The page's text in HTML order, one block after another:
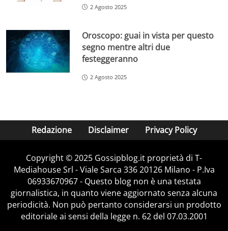
2 Agosto 2025
Oroscopo: guai in vista per questo
segno mentre altri due
festeggeranno
2 Agosto 2025
Redazione Disclaimer Privacy Policy
Copyright © 2025 Gossipblog.it proprietà di T-
Mediahouse Srl - Viale Sarca 336 20126 Milano - P.Iva
06933670967 - Questo blog non è una testata
giornalistica, in quanto viene aggiornato senza alcuna
periodicità. Non può pertanto considerarsi un prodotto
editoriale ai sensi della legge n. 62 del 07.03.2001